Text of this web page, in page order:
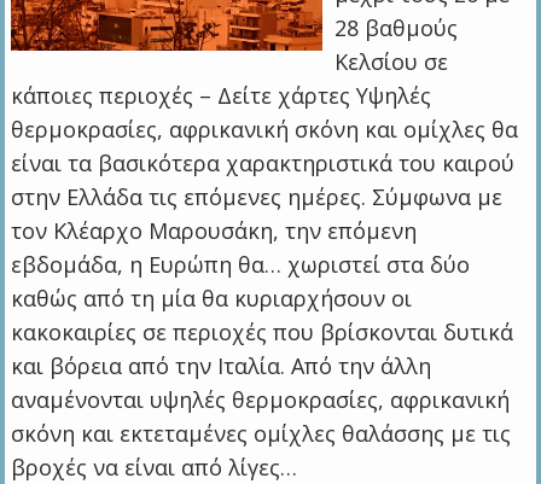
28 βαθμούς
Κελσίου σε
κάποιες περιοχές – Δείτε χάρτες Υψηλές
θερμοκρασίες, αφρικανική σκόνη και ομίχλες θα
είναι τα βασικότερα χαρακτηριστικά του καιρού
στην Ελλάδα τις επόμενες ημέρες. Σύμφωνα με
τον Κλέαρχο Μαρουσάκη, την επόμενη
εβδομάδα, η Ευρώπη θα… χωριστεί στα δύο
καθώς από τη μία θα κυριαρχήσουν οι
κακοκαιρίες σε περιοχές που βρίσκονται δυτικά
και βόρεια από την Ιταλία. Από την άλλη
αναμένονται υψηλές θερμοκρασίες, αφρικανική
σκόνη και εκτεταμένες ομίχλες θαλάσσης με τις
βροχές να είναι από λίγες…